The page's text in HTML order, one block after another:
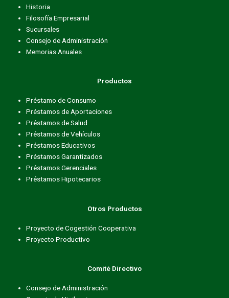
k
Historia
Filosofía Empresarial
Sucursales
Consejo de Administración
Memorias Anuales
Productos
Préstamo de Consumo
Préstamos de Aportaciones
Préstamos de Salud
Préstamos de Vehículos
Préstamos Educativos
Préstamos Garantizados
Préstamos Gerenciales
Préstamos Hipotecarios
Otros Productos
Proyecto de Cogestión Cooperativa
Proyecto Productivo
Comité Directivo
Consejo de Administración